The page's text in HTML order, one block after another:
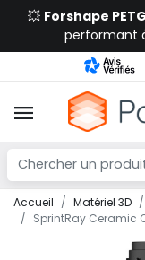
💥 Forshape
performant
Accueil Matériel 3D
SprintRay Ceramic